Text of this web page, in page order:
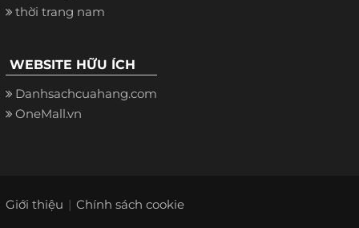
thời trang nam
WEBSITE HỮU ÍCH
Danhsachcuahang.com
OneMall.vn
Giới thiệu Chính sách cookie